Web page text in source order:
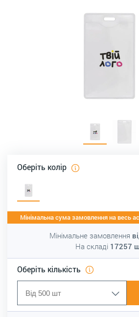
Оберіть колір
Мінімальна сума замовлення на весь
Мінімальне замовлення
На складі 17257
Оберіть кількість